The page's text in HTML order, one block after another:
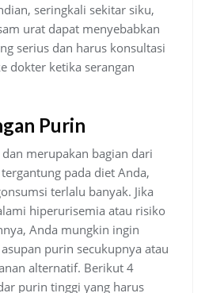
seringkali sekitar siku,
urat dapat menyebabkan
serius dan harus konsultasi
dokter ketika serangan
Purin
merupakan bagian dari
pada diet Anda,
terlalu banyak. Jika
hiperurisemia atau risiko
Anda mungkin ingin
purin secukupnya atau
alternatif. Berikut 4
purin tinggi yang harus